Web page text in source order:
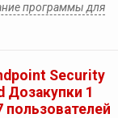
программы для
Security
Дозакупки 1
пользователей